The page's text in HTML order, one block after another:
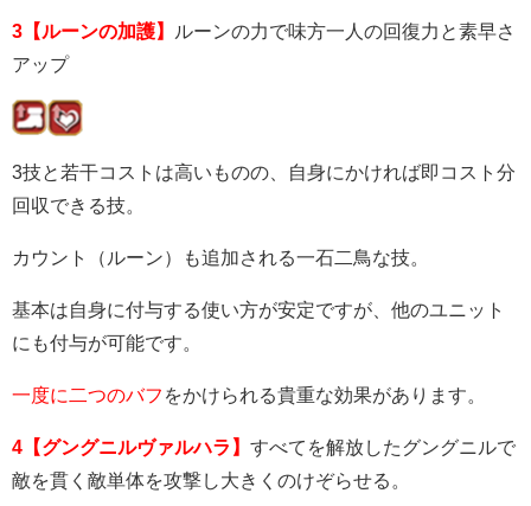
3【ルーンの加護】
ルーンの力で味方一人の回復力と素早さ
アップ
3技と若干コストは高いものの、自身にかければ即コスト分
回収できる技。
カウント（ルーン）も追加される一石二鳥な技。
基本は自身に付与する使い方が安定ですが、他のユニット
にも付与が可能です。
一度に二つのバフ をかけられる貴重な効果があります。
4【グングニルヴァルハラ】 すべてを解放したグングニルで
敵を貫く敵単体を攻撃し大きくのけぞらせる。